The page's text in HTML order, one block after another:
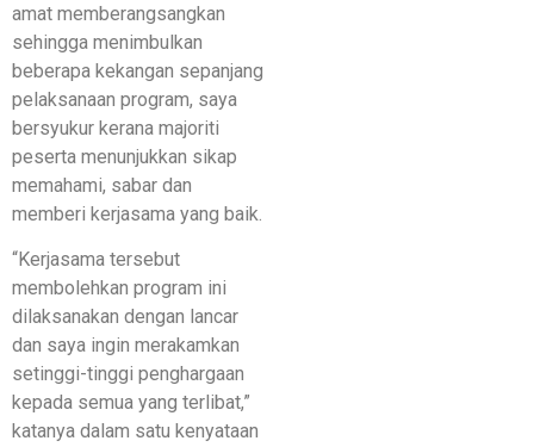
amat memberangsangkan
sehingga menimbulkan
beberapa kekangan sepanjang
pelaksanaan program, saya
bersyukur kerana majoriti
peserta menunjukkan sikap
memahami, sabar dan
memberi kerjasama yang baik.
“Kerjasama tersebut
membolehkan program ini
dilaksanakan dengan lancar
dan saya ingin merakamkan
setinggi-tinggi penghargaan
kepada semua yang terlibat,”
katanya dalam satu kenyataan